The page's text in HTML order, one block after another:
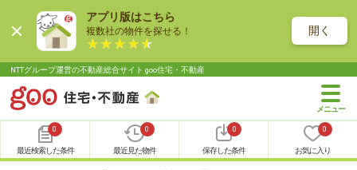
アプリ版はこちら
複数社の物件を探せる！ 開く
NTTグループ運営の不動産総合サイト goo住宅・不動産
0
最近検索した条件
0
最近見た物件
0
保存した条件
0
お気に入り